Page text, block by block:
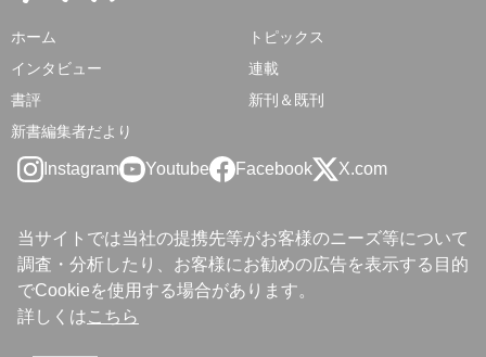
ホーム
トピックス
インタビュー
連載
書評
新刊＆既刊
新書編集者だより
Instagram Youtube Facebook X.com
当サイトでは当社の提携先等がお客様のニーズ等について
調査・分析したり、お客様にお勧めの広告を表示する目的
でCookieを使用する場合があります。
詳しくはこちら